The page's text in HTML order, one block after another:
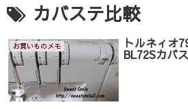
カバステ比較
お買いものメモ トルネィオ
BL72Sカバ